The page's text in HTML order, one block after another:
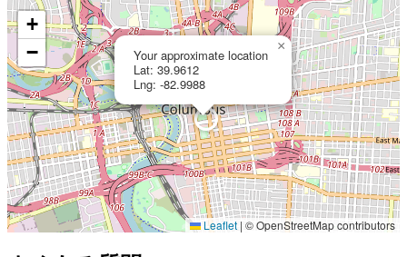
Your approximate location
Lat: 39.9612
Lng: -82.9988
×
+
−
Leaflet | © OpenStreetMap contributors